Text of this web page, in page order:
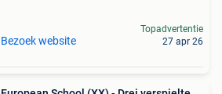
Bezoek website
Topadvertentie
27 apr 26